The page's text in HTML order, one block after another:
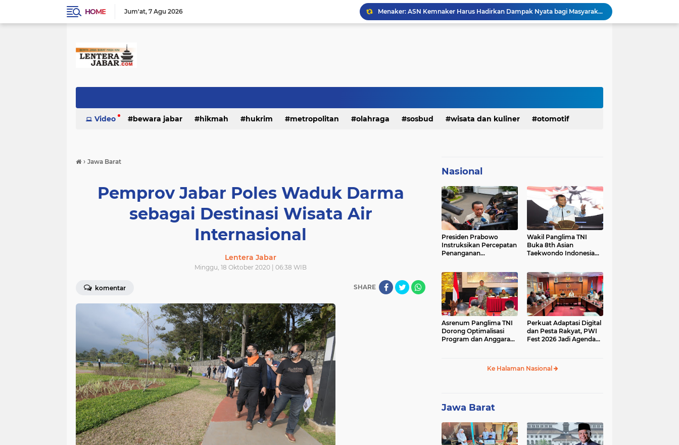
HOME Jum'at 7 Agu 2026
DPRD dan Gubernur Jawa Barat Menyepakati Rancangan KUA-PPAS APBD Tahun Anggaran 2027
Pemkot Siapkan 100 Armada Pengangkut Sampah Bila TPPAS Legok Nangka Beroperasi
KDM Fokus Rampungkan Pemenuhan Layanan Dasar dan Konektivitas Wilayah pada 2027
Video bewara jabar hikmah hukrim metropolitan olahraga sosbud wisata dan kuliner otomotif
› Jawa Barat
Pemprov Jabar Poles Waduk Darma
sebagai Destinasi Wisata Air
Internasional
Lentera Jabar
Minggu, 18 Oktober 2020 | 06:38 WIB
komentar SHARE
Nasional
Presiden Prabowo
Instruksikan Percepatan
Penanganan
BBM
Wakil Panglima TNI
Buka 8th Asian
Taekwondo Indonesia
Asrenum Panglima TNI
Dorong Optimalisasi
Program dan Anggaran
Perkuat Adaptasi Digital
dan Pesta Rakyat, PWI
Fest 2026 Jadi Agenda
Ke Halaman Nasional
Jawa Barat